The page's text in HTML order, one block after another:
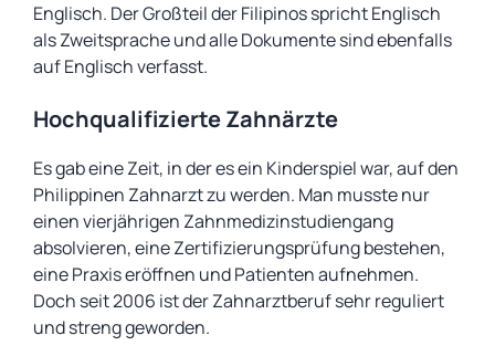
Englisch. Der Großteil der Filipinos spricht Englisch
als Zweitsprache und alle Dokumente sind ebenfalls
auf Englisch verfasst.
Hochqualifizierte Zahnärzte
Es gab eine Zeit, in der es ein Kinderspiel war, auf den
Philippinen Zahnarzt zu werden. Man musste nur
einen vierjährigen Zahnmedizinstudiengang
absolvieren, eine Zertifizierungsprüfung bestehen,
eine Praxis eröffnen und Patienten aufnehmen.
Doch seit 2006 ist der Zahnarztberuf sehr reguliert
und streng geworden.